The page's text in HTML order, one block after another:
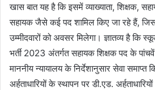
खास बात यह है कि इसमें व्याख्याता, शिक्षक,
सहायक जैसे कई पद शामिल किए जा रहे हैं,
उम्मीदवारों को अवसर मिलेगा। ज्ञातव्य है कि स्कूल
भर्ती 2023 अंतर्गत सहायक शिक्षक पद के पांचवें
माननीय न्यायालय के निर्देशानुसार सेवा
अर्हताधारियों के स्थापन पर डी.एड.